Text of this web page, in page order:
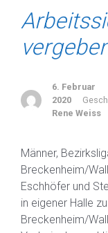
6. Februar
2020
Rene Weiss
Männer,
Breckenheim/
Eschhöfer und
in eigener Halle
Breckenheim/